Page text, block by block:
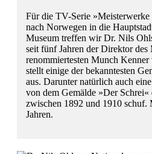
Für die TV-Serie
nach Norwegen in die
Museum treffen wir Dr. Nils
seit fünf Jahren der Direktor des
renommiertesten Munch
stellt einige der bekanntesten
aus. Darunter natürlich auch
von dem Gemälde »Der
zwischen 1892 und 1910 schuf.
Jahren.